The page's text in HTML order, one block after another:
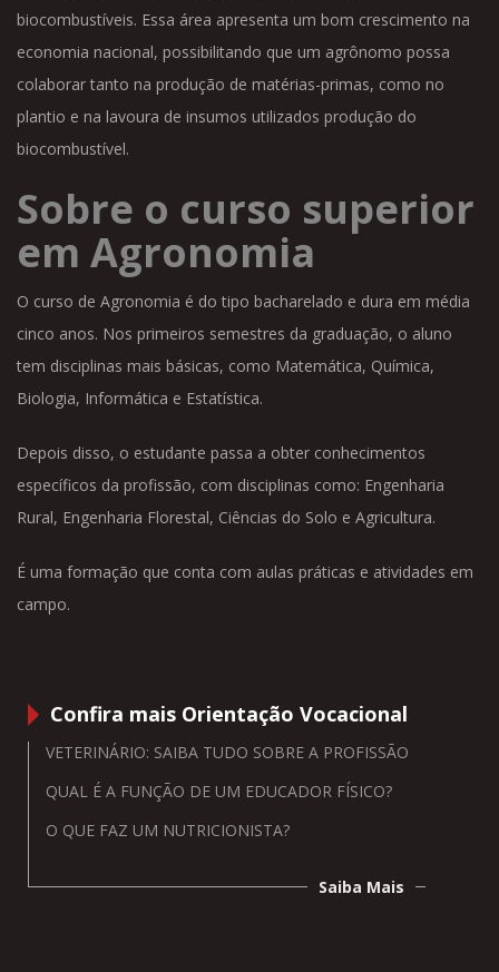
biocombustíveis. Essa área apresenta um bom crescimento na
economia nacional, possibilitando que um agrônomo possa
colaborar tanto na produção de matérias-primas, como no
plantio e na lavoura de insumos utilizados produção do
biocombustível.
Sobre o curso superior
em Agronomia
O curso de Agronomia é do tipo bacharelado e dura em média
cinco anos. Nos primeiros semestres da graduação, o aluno
tem disciplinas mais básicas, como Matemática, Química,
Biologia, Informática e Estatística.
Depois disso, o estudante passa a obter conhecimentos
específicos da profissão, com disciplinas como: Engenharia
Rural, Engenharia Florestal, Ciências do Solo e Agricultura.
É uma formação que conta com aulas práticas e atividades em
campo.
Confira mais Orientação Vocacional
VETERINÁRIO: SAIBA TUDO SOBRE A PROFISSÃO
QUAL É A FUNÇÃO DE UM EDUCADOR FÍSICO?
O QUE FAZ UM NUTRICIONISTA?
Saiba Mais